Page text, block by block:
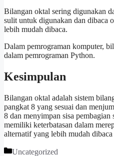
Bilangan oktal sering digunakan
sulit untuk digunakan dan dibaca
lebih mudah dibaca.
Dalam pemrograman komputer,
dalam pemrograman Python.
Kesimpulan
Bilangan oktal adalah sistem
pangkat 8 yang sesuai dan
8 dan menyimpan sisa
memiliki keterbatasan dalam
alternatif yang lebih mudah
Categories
Uncategorized